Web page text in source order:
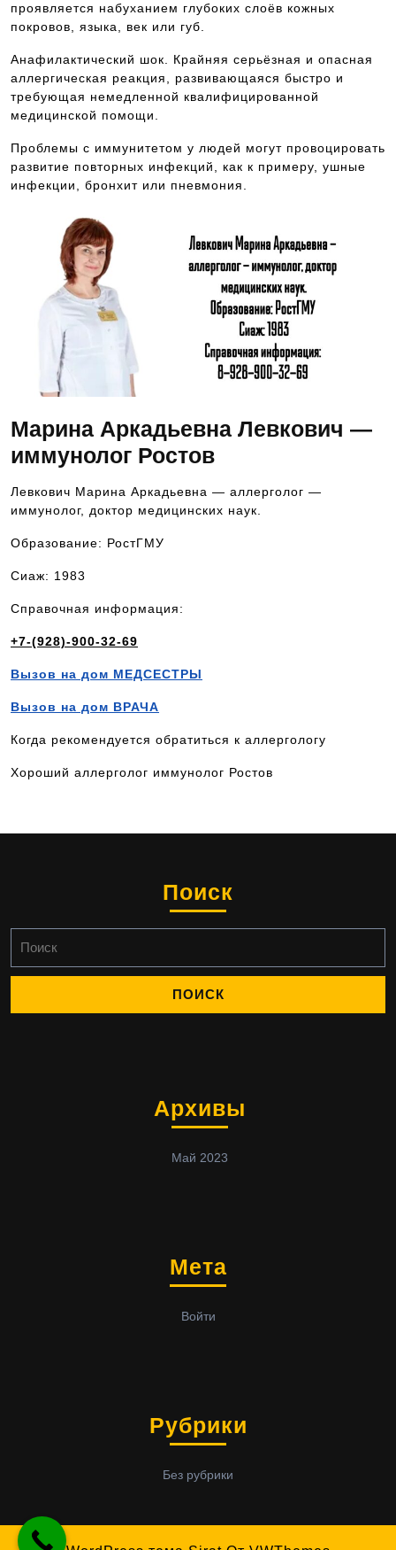
проявляется набуханием глубоких слоёв кожных
покровов, языка, век или губ.
Анафилактический шок. Крайняя серьёзная и опасная
аллергическая реакция, развивающаяся быстро и
требующая немедленной квалифицированной
медицинской помощи.
Проблемы с иммунитетом у людей могут провоцировать
развитие повторных инфекций, как к примеру, ушные
инфекции, бронхит или пневмония.
Марина Аркадьевна Левкович —
иммунолог Ростов
Левкович Марина Аркадьевна — аллерголог —
иммунолог, доктор медицинских наук.
Образование: РостГМУ
Сиаж: 1983
Справочная информация:
+7-(928)-900-32-69
Вызов на дом МЕДСЕСТРЫ
Вызов на дом ВРАЧА
Когда рекомендуется обратиться к аллергологу
Хороший аллерголог иммунолог Ростов
Поиск
Архивы
Май 2023
Мета
Войти
Рубрики
Без рубрики